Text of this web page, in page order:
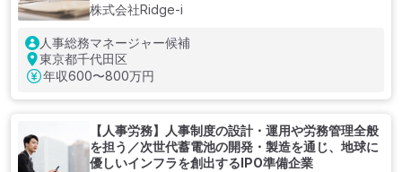
株式会社Ridge-i
人事総務マネージャー候補
東京都千代田区
年収600〜800万円
【人事労務】人事制度の設計・運用や労務管理全般
を担う／次世代蓄電池の開発・製造を通じ、地球に
優しいインフラを創出するIPO準備企業